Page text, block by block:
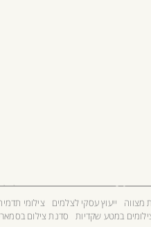
מצווה ייעוץ עסקי לצלמים
צילומי
במטע שקדיות סדנת צילום